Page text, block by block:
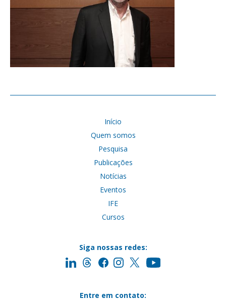
Início
Quem somos
Pesquisa
Publicações
Notícias
Eventos
IFE
Cursos
Siga nossas redes:
Entre em contato: